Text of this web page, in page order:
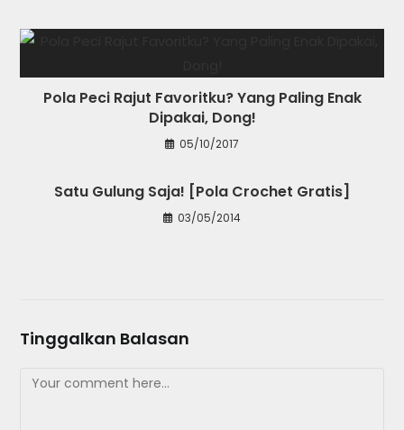
Pola Peci Rajut Favoritku? Yang Paling Enak
Dipakai, Dong!
05/10/2017
Satu Gulung Saja! [Pola Crochet Gratis]
03/05/2014
Tinggalkan Balasan
Comment